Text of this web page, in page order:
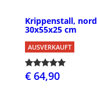
Krippenstall,
30x55x25 cm
AUSVERKAUFT
€ 64,90